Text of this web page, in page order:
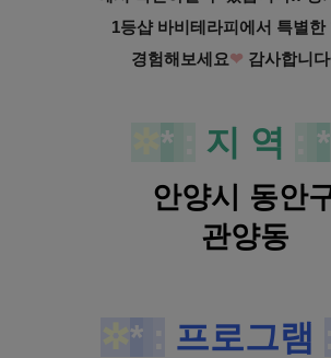
1등샵 바비테라피에서 특별한
경험해보세요❤ 감사합니
* 지 역 *
안양시 동안
관양동
* 프로그램